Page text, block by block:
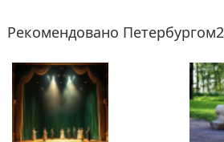
Рекомендовано Петербургом2